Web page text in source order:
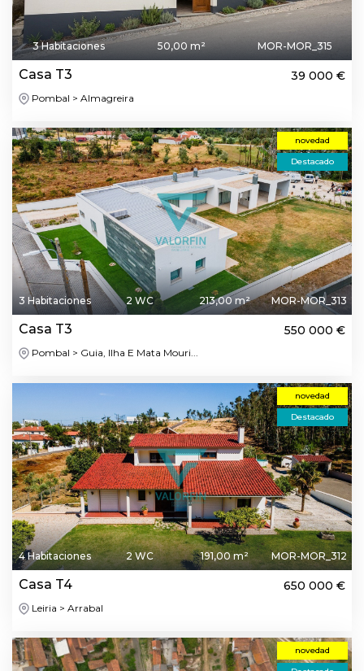
3 Habitaciones 50,00 m² MOR-MOR_315
Casa T3 39 000 €
Pombal > Almagreira
novedad
Destacado
3 Habitaciones 2 WC 213,00 m² MOR-MOR_313
Casa T3 550 000 €
Pombal > Guia, Ilha E Mata Mouri...
novedad
Destacado
4 Habitaciones 2 WC 191,00 m² MOR-MOR_312
Casa T4 650 000 €
Leiria > Arrabal
novedad